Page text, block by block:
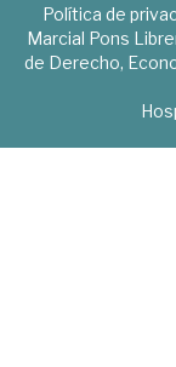
Política de
Marcial Pons
de Derecho,